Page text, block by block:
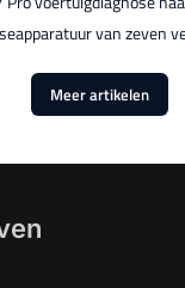
van zeven
Meer artikelen